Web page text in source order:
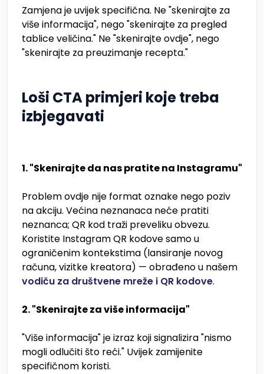
Zamjena je uvijek specifična. Ne "skenirajte za
više informacija", nego "skenirajte za pregled
tablice veličina." Ne "skenirajte ovdje", nego
"skenirajte za preuzimanje recepta."
Loši CTA primjeri koje treba
izbjegavati
1. "Skenirajte da nas pratite na Instagramu"
Problem ovdje nije format oznake nego poziv
na akciju. Većina neznanaca neće pratiti
neznanca; QR kod traži preveliku obvezu.
Koristite Instagram QR kodove samo u
ograničenim kontekstima (lansiranje novog
računa, vizitke kreatora) — obrađeno u našem
vodiču za društvene mreže i QR kodove.
2. "Skenirajte za više informacija"
"Više informacija" je izraz koji signalizira "nismo
mogli odlučiti što reći." Uvijek zamijenite
specifičnom koristi.